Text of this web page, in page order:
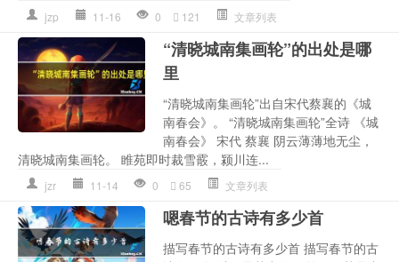
jzp 11-16 0 121 文章列表
“清晓城南集画轮”的出处是哪
里
“清晓城南集画轮”出自宋代蔡襄的《城
南春会》。 “清晓城南集画轮”全诗 《城
南春会》 宋代 蔡襄 阴云薄薄地无尘，
清晓城南集画轮。 睢苑即时裁雪霰，颍川连...
jzr 11-14 0 65 文章列表
嗯春节的古诗有多少首
描写春节的古诗有多少首 描写春节的古